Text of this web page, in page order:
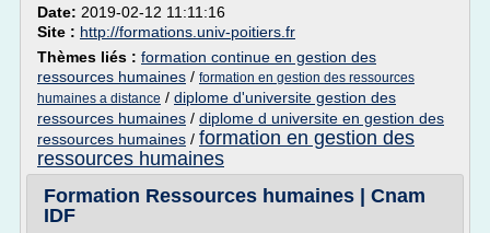
Date: 2019-02-12 11:11:16
Site : http://formations.univ-poitiers.fr
Thèmes liés : formation continue en gestion des
ressources humaines / formation en gestion des ressources
humaines a distance / diplome d'universite gestion des
ressources humaines / diplome d universite en gestion des
ressources humaines / formation en gestion des
ressources humaines
Formation Ressources humaines | Cnam
IDF